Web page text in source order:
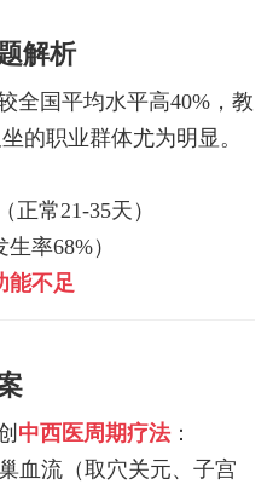
解析
全国平均水平高40%，教
的职业群体尤为明显。
正常21-35天）
率68%）
能不足
中西医周期疗法：
血流（取穴关元、子宫